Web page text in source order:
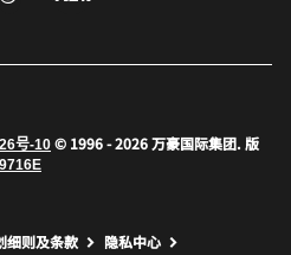
口
打开新窗口打开新窗口
号-10 © 1996 - 2026 万豪国际集团. 版
窗口
细则及条款 打开新窗口
隐私中心